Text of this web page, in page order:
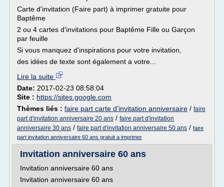
Carte d'invitation (Faire part) à imprimer gratuite pour
Baptême
2 ou 4 cartes d'invitations pour Baptême Fille ou Garçon
par feuille
Si vous manquez d'inspirations pour votre invitation,
des idées de texte sont également a votre...
Lire la suite
Date: 2017-02-23 08:58:04
Site : https://sites.google.com
Thèmes liés : faire part carte d'invitation anniversaire / faire
part d'invitation anniversaire 20 ans / faire part d'invitation
anniversaire 30 ans / faire part d'invitation anniversaire 50 ans / faire
part invitation anniversaire 60 ans gratuit a imprimer
Invitation anniversaire 60 ans
Invitation anniversaire 60 ans
Invitation anniversaire 60 ans